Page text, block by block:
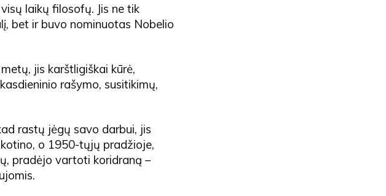
laikų filosofų. Jis ne tik
bet ir buvo nominuotas Nobelio
jis karštligiškai kūrė,
rašymo, susitikimų,
rastų jėgų savo darbui, jis
o 1950-tųjų pradžioje,
pradėjo vartoti koridraną –